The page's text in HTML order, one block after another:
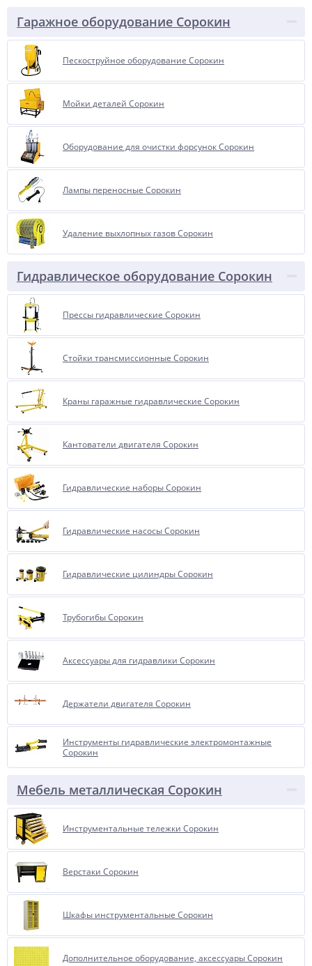
Гаражное оборудование Сорокин
Пескоструйное оборудование Сорокин
Мойки деталей Сорокин
Оборудование для очистки форсунок Сорокин
Лампы переносные Сорокин
Удаление выхлопных газов Сорокин
Гидравлическое оборудование Сорокин
Прессы гидравлические Сорокин
Стойки трансмиссионные Сорокин
Краны гаражные гидравлические Сорокин
Кантователи двигателя Сорокин
Гидравлические наборы Сорокин
Гидравлические насосы Сорокин
Гидравлические цилиндры Сорокин
Трубогибы Сорокин
Аксессуары для гидравлики Сорокин
Держатели двигателя Сорокин
Инструменты гидравлические электромонтажные
Сорокин
Мебель металлическая Сорокин
Инструментальные тележки Сорокин
Верстаки Сорокин
Шкафы инструментальные Сорокин
Дополнительное оборудование, аксессуары Сорокин